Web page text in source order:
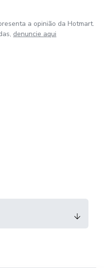
a opinião da Hotmart.
denuncie aqui